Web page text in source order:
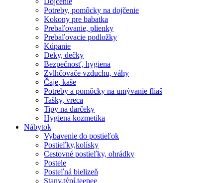
Potreby, pomôcky na dojčenie
Kokony pre babatka
Prebaľovanie, plienky
Prebaľovacie podložky
Kúpanie
Deky, dečky
Bezpečnosť, hygiena
Zvlhčovače vzduchu, váhy
Čaje, kaše
Potreby a pomôcky na umývanie fliaš
Tašky, vreca
Tipy na darčeky
Hygiena kozmetika
Nábytok
Vybavenie do postieľok
Postieľky,kolísky
Cestovné postieľky, ohrádky
Postele
Posteľná bielizeň
Stany,týpí,teepee